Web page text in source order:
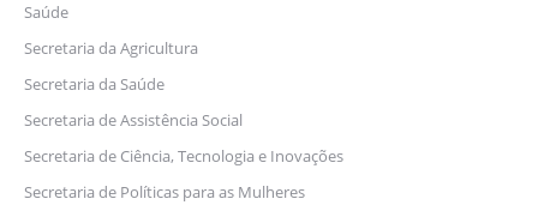
Saúde
Secretaria da Agricultura
Secretaria da Saúde
Secretaria de Assistência Social
Secretaria de Ciência, Tecnologia e Inovações
Secretaria de Políticas para as Mulheres